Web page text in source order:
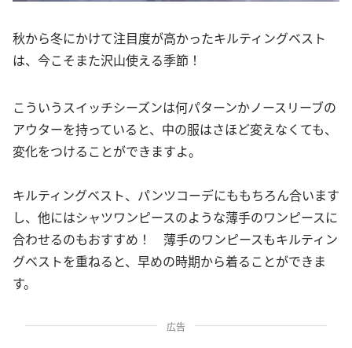
秋から冬にかけて注目度が高かったキルティングベスト
は、今こそまた沢山使える季節！
こういうスイッチシーズンは何パターンかノースリーブの
アウターを持っていると、中の服はさほど変えなくても、
変化をつけることができますよ。
キルティングベスト、パンツコーデにももちろん合います
し、他にはシャツワンピースのような薄手のワンピースに
合わせるのもおすすめ！ 薄手のワンピースもキルティン
グベストを重ねると、早めの時期から着ることができま
す。
広告